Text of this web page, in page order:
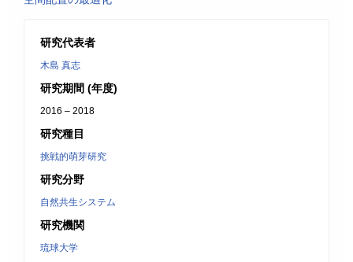
研究代表者
木島 真志
研究期間 (年度)
2016 – 2018
研究種目
挑戦的萌芽研究
研究分野
自然共生システム
研究機関
琉球大学